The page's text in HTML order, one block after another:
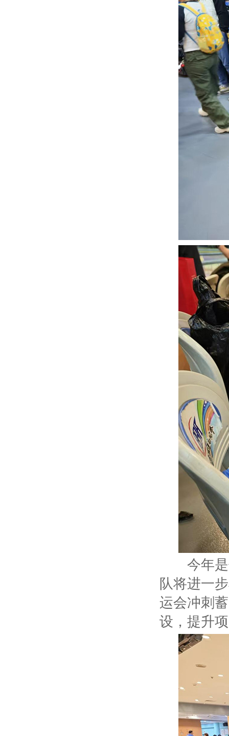
今年是
队将进一
运会冲刺
设，提升